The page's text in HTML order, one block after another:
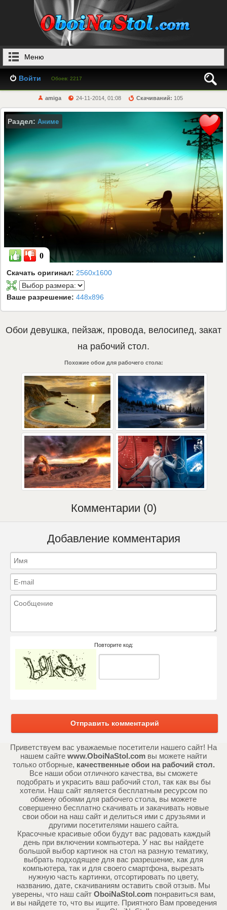
Меню
Войти Обоев: 2217
amiga 24-11-2014, 01:08 Скачиваний: 105
Раздел: Аниме
0
Скачать оригинал: 2560x1600
Ваше разрешение: 448x896
Обои девушка, пейзаж, провода, велосипед, закат
на рабочий стол.
Похожие обои для рабочего стола:
Комментарии (0)
Добавление комментария
Повторите код:
Отправить комментарий
Приветствуем вас уважаемые посетители нашего сайт! На
нашем сайте www.OboiNaStol.com вы можете найти
только отборные, качественные обои на рабочий стол.
Все наши обои отличного качества, вы сможете
подобрать и украсить ваш рабочий стол, так как вы бы
хотели. Наш сайт является бесплатным ресурсом по
обмену обоями для рабочего стола, вы можете
совершенно бесплатно скачивать и закачивать новые
свои обои на наш сайт и делиться ими с друзьями и
другими посетителями нашего сайта.
Красочные красивые обои будут вас радовать каждый
день при включении компьютера. У нас вы найдете
большой выбор картинок на стол на разную тематику,
выбрать подходящее для вас разрешение, как для
компьютера, так и для своего смартфона, вырезать
нужную часть картинки, отсортировать по цвету,
названию, дате, скачиваниям оставить свой отзыв. Мы
уверены, что наш сайт OboiNaStol.comпонравиться вам,
и вы найдете то, что вы ищите. Приятного Вам проведения